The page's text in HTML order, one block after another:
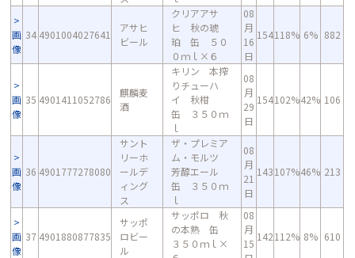
画
像
34 4901004027641
アサヒ
ビール
クリアアサ
ヒ 秋の琥
珀 缶 ５０
０ｍｌ×６
08
月
16
日
154118% 6% 882
画
像
35 4901411052786
麒麟麦
酒
キリン 本搾
りチューハ
イ 秋柑
缶 ３５０ｍ
ｌ
08
月
29
日
154102%42% 106
画
像
36 4901777278080
サント
リーホ
ールデ
ィング
ス
ザ・プレミア
ム・モルツ
芳醇エール
缶 ３５０ｍ
ｌ
08
月
21
日
143107%46% 213
画
像
37 4901880877835
サッポ
ロビー
ル
サッポロ 秋
の本熟 缶
３５０ｍｌ×
08
月
15
142112% 8% 610